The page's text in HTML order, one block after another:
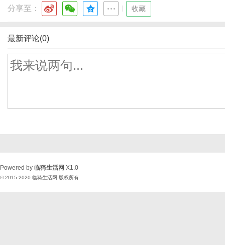
分享至： 收藏
最新评论(0)
Powered by 临猗生活网 X1.0
© 2015-2020 临猗生活网 版权所有